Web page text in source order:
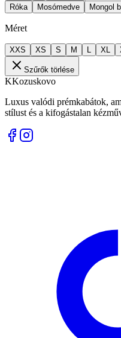
Róka
Mosómedve Mongol
Méret
XXS XS S M L XL
Szűrők törlése
KKozuskovo
Luxus valódi prémkabátok,
stílust és a kifogástalan